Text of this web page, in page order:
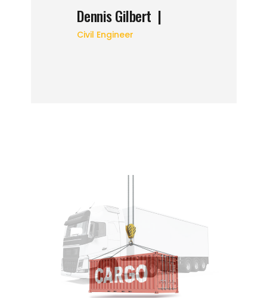
Dennis Gilbert
Civil Engineer